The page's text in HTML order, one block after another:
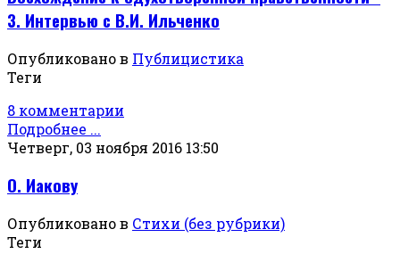
3. Интервью с В.И. Ильченко
Опубликовано в Публицистика
Теги
8 комментарии
Подробнее ...
Четверг, 03 ноября 2016 13:50
О. Иакову
Опубликовано в Стихи (без рубрики)
Теги